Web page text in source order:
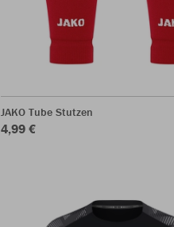
JAKO Tube Stutzen
4,99 €